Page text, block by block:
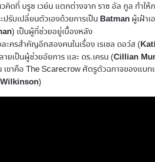
คิดที่ บรูซ เวย์น แตกต่างจาก ราซ อัล กูล ทำใ
ปรับเปลี่ยนตัวเองด้วยการเป็น Batman ผู้เฝ้า
) เป็นผู้ที่ช่วยอยู่เบื้องหลัง
ะครสำคัญอีกสองคนในเรื่อง เรเชล ดอว์ส (
ายเป็นผู้ช่วยอัยการ และ ดร.เครน (Cillian
เขาคือ The Scarecrow ศัตรูตัวฉกาจของแบ
)